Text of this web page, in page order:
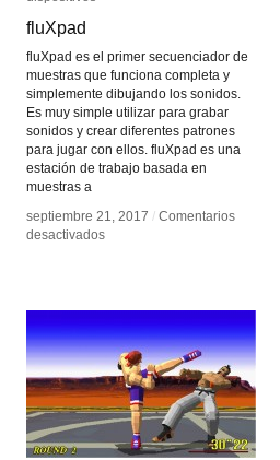
fluXpad
fluXpad es el primer secuenciador de
muestras que funciona completa y
simplemente dibujando los sonidos.
Es muy simple utilizar para grabar
sonidos y crear diferentes patrones
para jugar con ellos. fluXpad es una
estación de trabajo basada en
muestras a
septiembre 21, 2017 / Comentarios
desactivadosen
fluXpad
septiembre 21, 2017 / Comentarios
desactivadosen